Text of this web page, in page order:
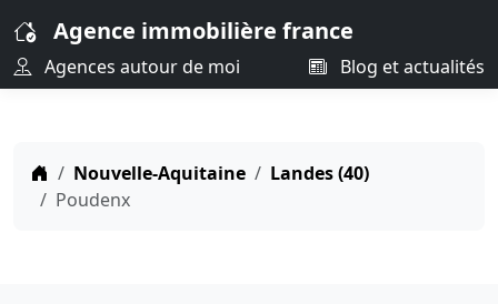
Agence immobilière france
Agences autour de moi Blog et actualités
Nouvelle-Aquitaine
Landes (40)
Poudenx